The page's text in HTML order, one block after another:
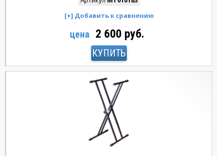
цена 2 600 руб.
КУПИТЬ